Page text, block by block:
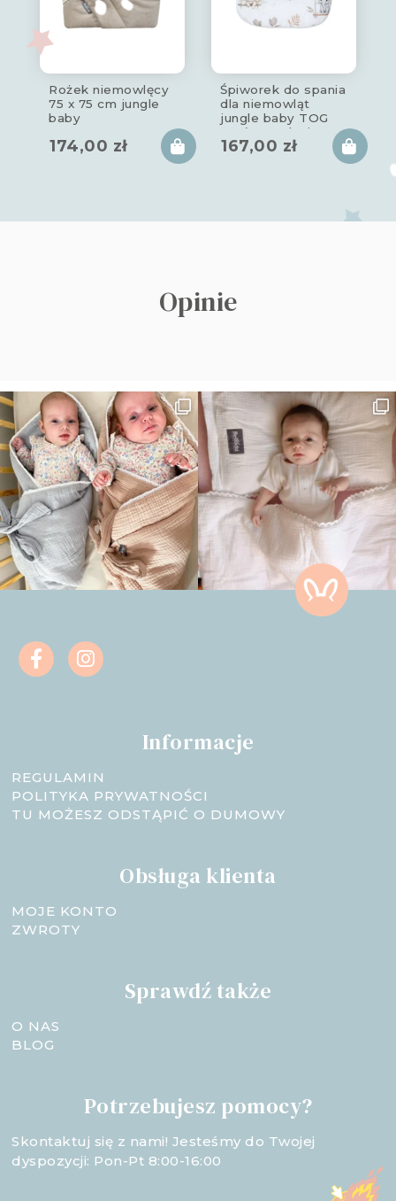
Rożek niemowlęcy
75 x 75 cm jungle
baby
174,00 zł
Śpiworek do spania
dla niemowląt
jungle baby TOG
2.5 (z regulacja 0-
6/6-12m)
167,00 zł
Opinie
Informacje
REGULAMIN
POLITYKA PRYWATNOŚCI
TU MOŻESZ ODSTĄPIĆ O DUMOWY
Obsługa klienta
MOJE KONTO
ZWROTY
Sprawdź także
O NAS
BLOG
Potrzebujesz pomocy?
Skontaktuj się z nami! Jesteśmy do Twojej
dyspozycji: Pon-Pt 8:00-16:00